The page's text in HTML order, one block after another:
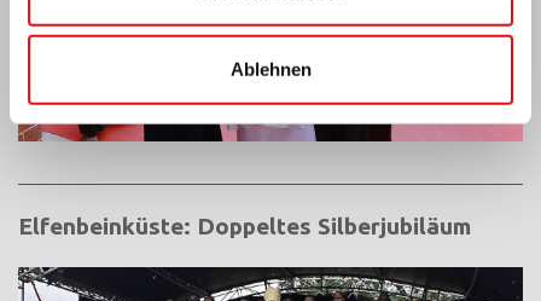
Ablehnen
Elfenbeinküste: Doppeltes Silberjubiläum